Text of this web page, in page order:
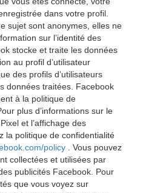
dans votre profil.
sujet sont anonymes, elles ne
sur l’identité des
stocke et traite les données
au profil d’utilisateur
des profils d’utilisateurs
données traitées. Facebook
à la politique de
plus d’informations sur le
et l’affichage des
la politique de confidentialité
policy
. Vous pouvez
collectées et utilisées par
publicités Facebook. Pour
que vous voyez sur